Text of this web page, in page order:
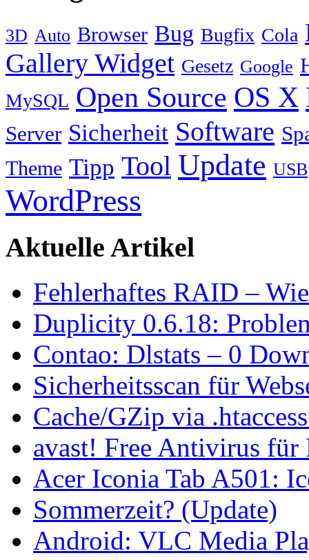
3D Auto Browser Bug Bugfix Cola
Gallery Widget Gesetz Google
MySQL Open Source OS X
Server Sicherheit Software
Theme Tipp Tool Update USB
WordPress
Aktuelle Artikel
Fehlerhaftes RAID –
Duplicity 0.6.18:
Contao: Dlstats – 0
Sicherheitsscan für
Cache/GZip via
avast! Free Antivirus
Acer Iconia Tab A501:
Sommerzeit? (Update)
Android: VLC Media